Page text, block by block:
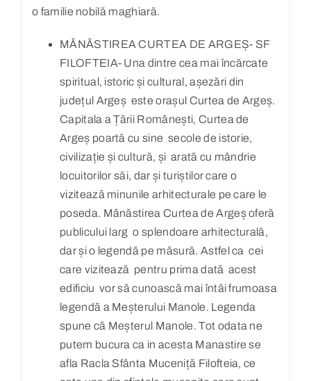
o familie nobilă maghiară.
MÂNĂSTIREA CURTEA DE ARGEȘ- SF
FILOFTEIA- Una dintre cea mai încărcate
spiritual, istoric și cultural, așezări din
județul Argeș este orașul Curtea de Argeș.
Capitala a Țării Românești, Curtea de
Argeș poartă cu sine secole de istorie,
civilizație și cultură, și arată cu mândrie
locuitorilor săi, dar și turiștilor care o
vizitează minunile arhitecturale pe care le
poseda. Mânăstirea Curtea de Argeș oferă
publicului larg o splendoare arhitecturală,
dar și o legendă pe măsură. Astfel ca cei
care vizitează pentru prima dată acest
edificiu vor să cunoască mai întâi frumoasa
legendă a Meșterului Manole. Legenda
spune că Meșterul Manole. Tot odata ne
putem bucura ca in acesta Manastire se
afla Racla Sfânta Muceniță Filofteia, ce